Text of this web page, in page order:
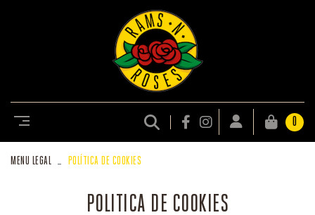
0
MENU LEGAL POLÍTICA DE COOKIES
POLITICA DE COOKIES